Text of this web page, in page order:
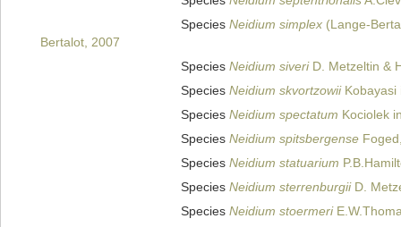
Species Neidium simplex (Lange-
Bertalot, 2007
Species Neidium siveriD. Metzeltin &
Species Neidium skvortzowiiKobayasi
Species Neidium spectatum Kociolek
Species Neidium spitsbergense
Species Neidium statuarium
Species Neidium sterrenburgiiD.
Species Neidium stoermeri